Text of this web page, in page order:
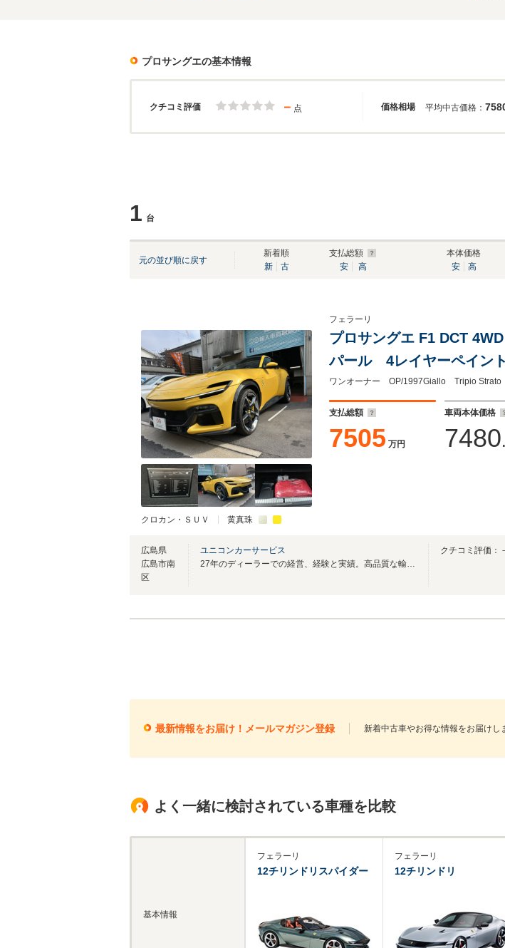
プロサングエの基本情報
クチコミ評価 価格相場
－ 点 平均中古価格：
1 台
元の並び順に戻す
新着順
新
古
支払総額
安
高
本体価格
安
高
クロカン・ＳＵＶ 黄真珠
フェラーリ
プロサングエ F1 DCT
パール 4レイヤーペイン
ワンオーナー OP/1997Giallo Tripio
支払総額
7505 万円
車両本体価格
7480
広島県
広島市南
区
ユニコンカーサービス
27年のディーラーでの経営、経験と実績。高品質な輸入車を適正価格にてご提供。
クチコミ評価：
最新情報をお届け！メールマガジン登録 新着中古車やお得な情報をお届けし
よく一緒に検討されている車種を比較
基本情報
フェラーリ
12チリンドリスパイダー
フェラーリ
12チリンドリ